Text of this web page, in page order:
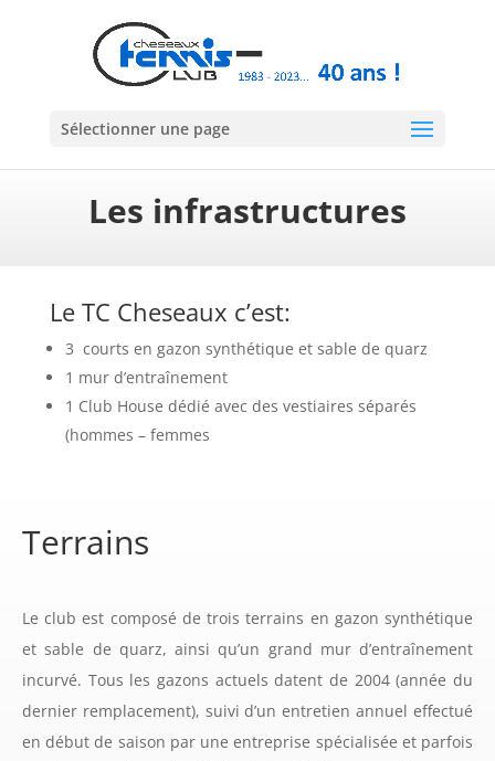
Sélectionner une page
Les infrastructures
Le TC Cheseaux c’est:
​3 courts en gazon synthétique et sable de quarz
1 mur d’entraînement
1 Club House dédié avec des vestiaires séparés
(hommes – femmes
Terrains
Le club est composé de trois terrains en gazon synthétique
et sable de quarz, ainsi qu’un grand mur d’entraînement
incurvé. Tous les gazons actuels datent de 2004 (année du
dernier remplacement), suivi d’un entretien annuel effectué
en début de saison par une entreprise spécialisée et parfois